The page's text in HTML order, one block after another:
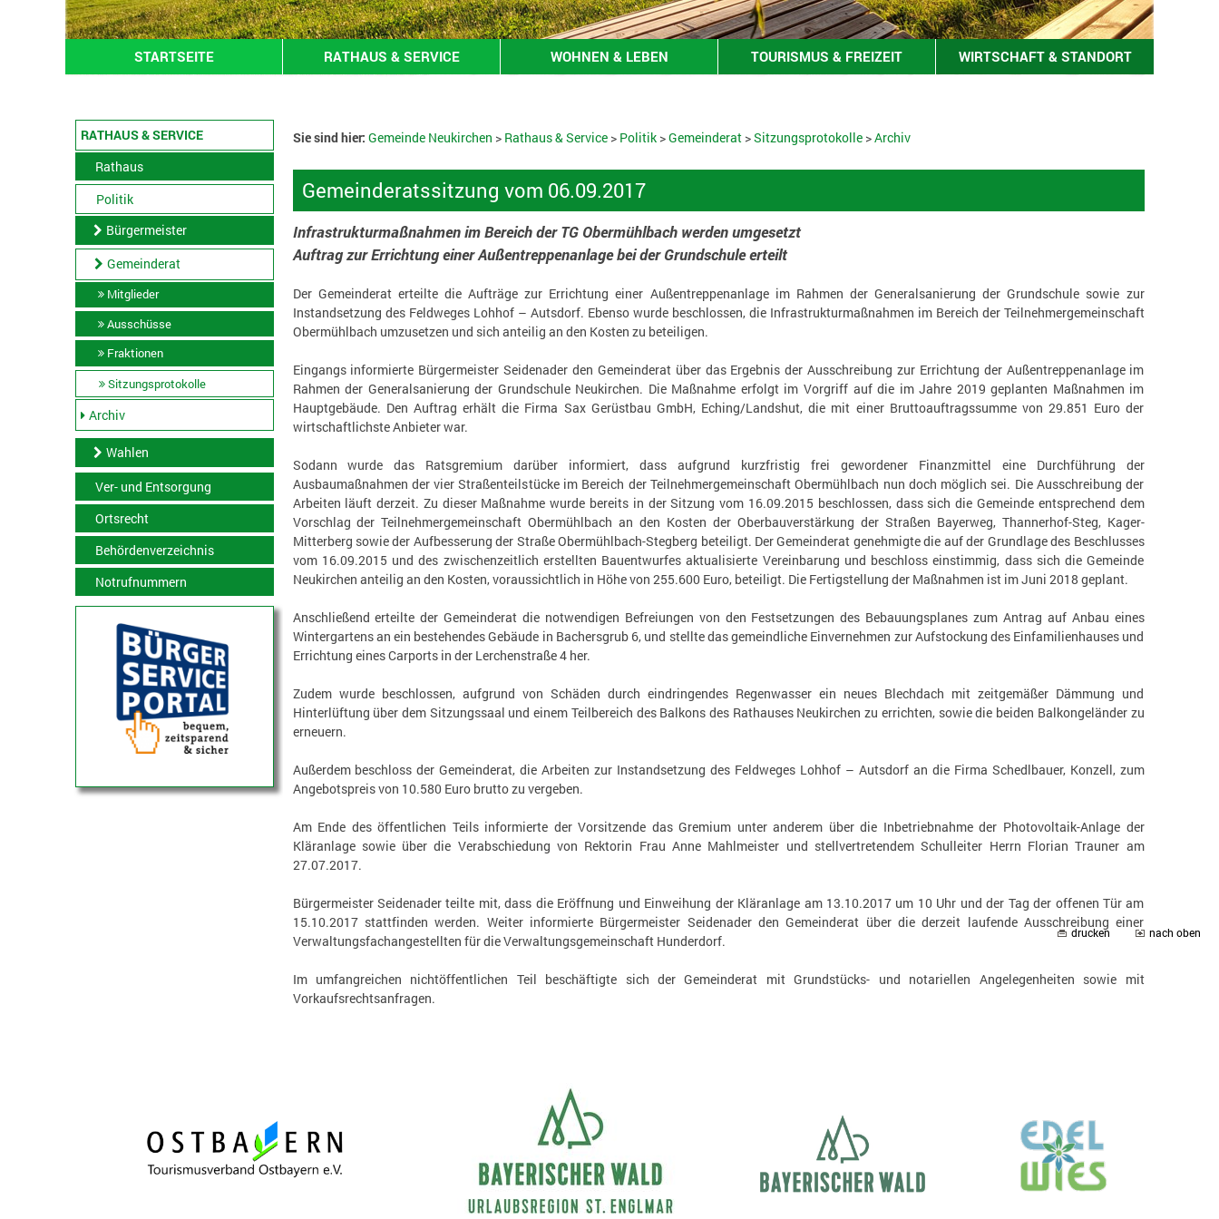
STARTSEITE RATHAUS & SERVICE WOHNEN & LEBEN TOURISMUS & FREIZEIT WIRTSCHAFT & STANDORT
RATHAUS & SERVICE
Rathaus
Politik
Bürgermeister
Gemeinderat
Mitglieder
Ausschüsse
Fraktionen
Sitzungsprotokolle
Archiv
Wahlen
Ver- und Entsorgung
Ortsrecht
Behördenverzeichnis
Notrufnummern
Sie sind hier: Gemeinde Neukirchen > Rathaus & Service> Politik>Gemeinderat>Sitzungsprotokolle>Archiv
Gemeinderatssitzung vom 06.09.2017
Infrastrukturmaßnahmen im Bereich der TG Obermühlbach werden umgesetzt
Auftrag zur Errichtung einer Außentreppenanlage bei der Grundschule erteilt
Der Gemeinderat erteilte die Aufträge zur Errichtung einer Außentreppenanlage im Rahmen der Generalsanierung der Grundschule sowie zur
Instandsetzung des Feldweges Lohhof – Autsdorf. Ebenso wurde beschlossen, die Infrastrukturmaßnahmen im Bereich der Teilnehmergemeinschaft
Obermühlbach umzusetzen und sich anteilig an den Kosten zu beteiligen.
Eingangs informierte Bürgermeister Seidenader den Gemeinderat über das Ergebnis der Ausschreibung zur Errichtung der Außentreppenanlage im
Rahmen der Generalsanierung der Grundschule Neukirchen. Die Maßnahme erfolgt im Vorgriff auf die im Jahre 2019 geplanten Maßnahmen im
Hauptgebäude. Den Auftrag erhält die Firma Sax Gerüstbau GmbH, Eching/Landshut, die mit einer Bruttoauftragssumme von 29.851 Euro der
wirtschaftlichste Anbieter war.
Sodann wurde das Ratsgremium darüber informiert, dass aufgrund kurzfristig frei gewordener Finanzmittel eine Durchführung der
Ausbaumaßnahmen der vier Straßenteilstücke im Bereich der Teilnehmergemeinschaft Obermühlbach nun doch möglich sei. Die Ausschreibung der
Arbeiten läuft derzeit. Zu dieser Maßnahme wurde bereits in der Sitzung vom 16.09.2015 beschlossen, dass sich die Gemeinde entsprechend dem
Vorschlag der Teilnehmergemeinschaft Obermühlbach an den Kosten der Oberbauverstärkung der Straßen Bayerweg, Thannerhof-Steg, Kager-
Mitterberg sowie der Aufbesserung der Straße Obermühlbach-Stegberg beteiligt. Der Gemeinderat genehmigte die auf der Grundlage des Beschlusses
vom 16.09.2015 und des zwischenzeitlich erstellten Bauentwurfes aktualisierte Vereinbarung und beschloss einstimmig, dass sich die Gemeinde
Neukirchen anteilig an den Kosten, voraussichtlich in Höhe von 255.600 Euro, beteiligt. Die Fertigstellung der Maßnahmen ist im Juni 2018 geplant.
Anschließend erteilte der Gemeinderat die notwendigen Befreiungen von den Festsetzungen des Bebauungsplanes zum Antrag auf Anbau eines
Wintergartens an ein bestehendes Gebäude in Bachersgrub 6, und stellte das gemeindliche Einvernehmen zur Aufstockung des Einfamilienhauses und
Errichtung eines Carports in der Lerchenstraße 4 her.
Zudem wurde beschlossen, aufgrund von Schäden durch eindringendes Regenwasser ein neues Blechdach mit zeitgemäßer Dämmung und
Hinterlüftung über dem Sitzungssaal und einem Teilbereich des Balkons des Rathauses Neukirchen zu errichten, sowie die beiden Balkongeländer zu
erneuern.
Außerdem beschloss der Gemeinderat, die Arbeiten zur Instandsetzung des Feldweges Lohhof – Autsdorf an die Firma Schedlbauer, Konzell, zum
Angebotspreis von 10.580 Euro brutto zu vergeben.
Am Ende des öffentlichen Teils informierte der Vorsitzende das Gremium unter anderem über die Inbetriebnahme der Photovoltaik-Anlage der
Kläranlage sowie über die Verabschiedung von Rektorin Frau Anne Mahlmeister und stellvertretendem Schulleiter Herrn Florian Trauner am
27.07.2017.
Bürgermeister Seidenader teilte mit, dass die Eröffnung und Einweihung der Kläranlage am 13.10.2017 um 10 Uhr und der Tag der offenen Tür am
15.10.2017 stattfinden werden. Weiter informierte Bürgermeister Seidenader den Gemeinderat über die derzeit laufende Ausschreibung einer
Verwaltungsfachangestellten für die Verwaltungsgemeinschaft Hunderdorf.
Im umfangreichen nichtöffentlichen Teil beschäftigte sich der Gemeinderat mit Grundstücks- und notariellen Angelegenheiten sowie mit
Vorkaufsrechtsanfragen.
drucken nach oben